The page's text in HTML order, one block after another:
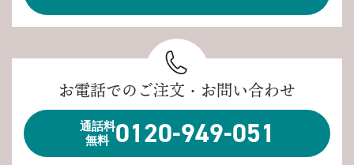
お電話でのご注文・お問い合わせ
通話料
無料 0120-949-051